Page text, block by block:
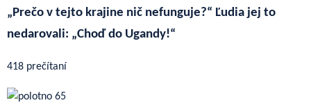
„Prečo v tejto krajine nič nefunguje?“ Ľudia jej to
nedarovali: „Choď do Ugandy!“
418 prečítaní